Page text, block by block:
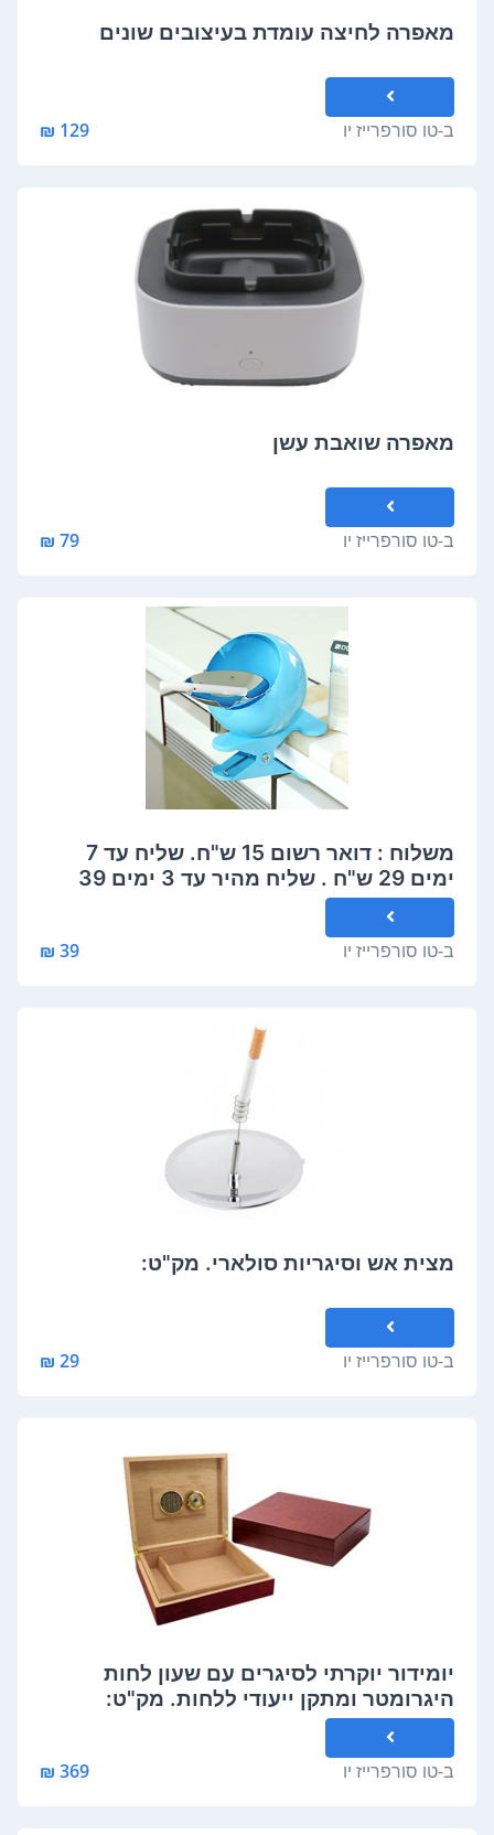
מאפרה לחיצה עומדת בעיצובים שונים
ב-טו סורפרייז יו 129 ₪
מאפרה שואבת עשן
ב-טו סורפרייז יו 79 ₪
משלוח : דואר רשום 15 ש"ח. שליח עד 7
ימים 29 ש"ח . שליח מהיר עד 3 ימים 39
ש"ח. יתכן עיכוב שלא בשליטה
ב-טו סורפרייז יו 39 ₪
מצית אש וסיגריות סולארי. מק"ט:
ב-טו סורפרייז יו 29 ₪
יומידור יוקרתי לסיגרים עם שעון לחות
היגרומטר ומתקן ייעודי ללחות. מק"ט:
ב-טו סורפרייז יו 369 ₪